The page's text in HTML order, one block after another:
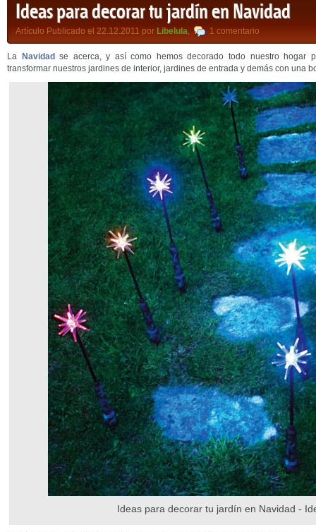
Ideas para decorar tu jardín en Navidad
Artículo Publicado el 22.12.2011 por Libelula 1 comentario
La Navidadse acerca, y así como hemos decorado todo nuestro hogar
transformar nuestros jardines de interior, jardines de entrada y demás con una
Ideas para decorar tu jardín en Navidad -